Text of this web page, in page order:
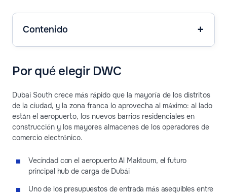
Contenido
Por qué elegir DWC
Dubai South crece más rápido que la mayoría de los distritos
de la ciudad, y la zona franca lo aprovecha al máximo: al lado
están el aeropuerto, los nuevos barrios residenciales en
construcción y los mayores almacenes de los operadores de
comercio electrónico.
Vecindad con el aeropuerto Al Maktoum, el futuro
principal hub de carga de Dubái
Uno de los presupuestos de entrada más asequibles entre